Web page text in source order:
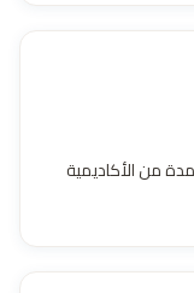
من الأكاديمية